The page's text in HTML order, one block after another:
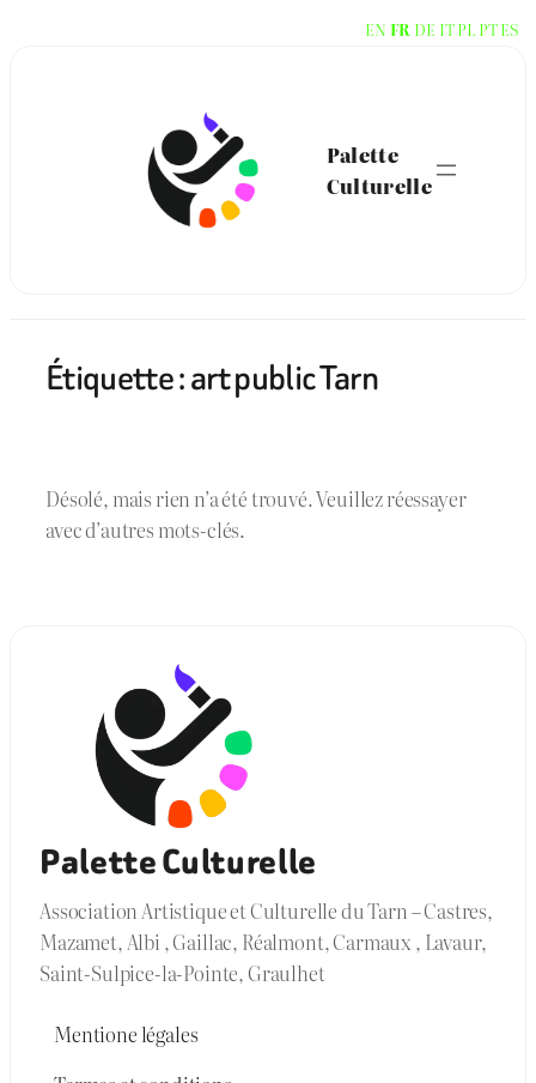
Palette
Culturelle
Étiquette :art public Tarn
Désolé, mais rien n’a été trouvé. Veuillez réessayer
avec d’autres mots-clés.
Palette Culturelle
Association Artistique et Culturelle du Tarn – Castres,
Mazamet, Albi , Gaillac, Réalmont, Carmaux , Lavaur,
Saint-Sulpice-la-Pointe, Graulhet
Mentione légales
EN FR DE ITPL PTES